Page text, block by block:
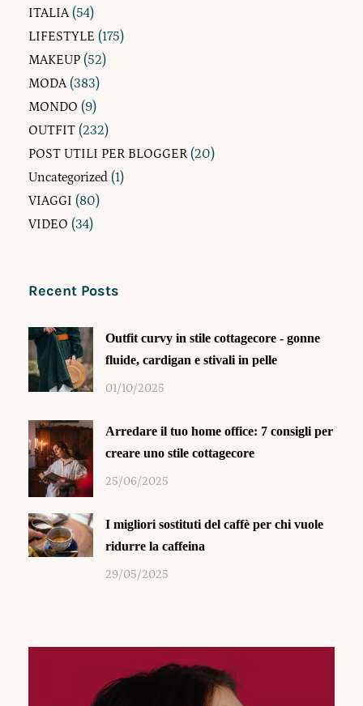
ITALIA(54)
LIFESTYLE (175)
MAKEUP (52)
MODA(383)
MONDO (9)
OUTFIT (232)
POST UTILI PER BLOGGER (20)
Uncategorized (1)
VIAGGI (80)
VIDEO (34)
Recent Posts
Outfit curvy in stile cottagecore - gonne
fluide, cardigan e stivali in pelle
01/10/2025
Arredare il tuo home office: 7 consigli per
creare uno stile cottagecore
25/06/2025
I migliori sostituti del caffè per chi vuole
ridurre la caffeina
29/05/2025